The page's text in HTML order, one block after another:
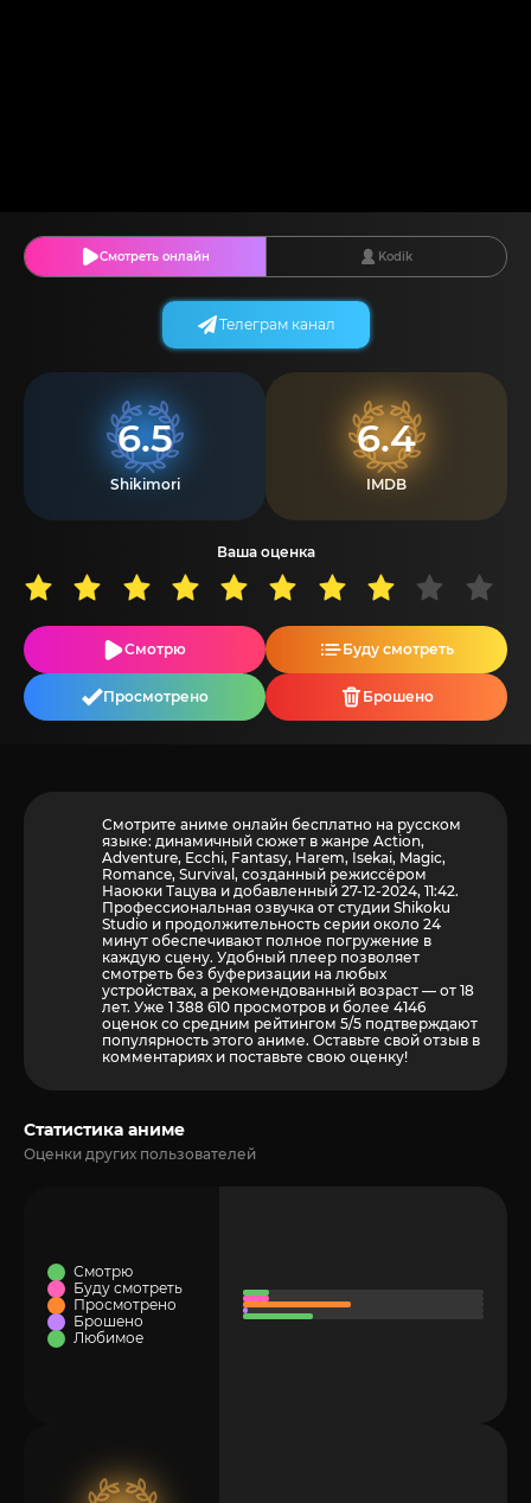
Смотреть онлайн Kodik
6.5
Shikimori
6.4
IMDB
Ваша оценка
Смотрю Буду смотреть
Просмотрено Брошено
Телеграм канал
Смотрите аниме онлайн бесплатно на русском
языке: динамичный сюжет в жанре Action,
Adventure, Ecchi, Fantasy, Harem, Isekai, Magic,
Romance, Survival, созданный режиссёром
Наоюки Тацува и добавленный 27-12-2024, 11:42.
Профессиональная озвучка от студии Shikoku
Studio и продолжительность серии около 24
минут обеспечивают полное погружение в
каждую сцену. Удобный плеер позволяет
смотреть без буферизации на любых
устройствах, а рекомендованный возраст — от 18
лет. Уже 1 388 610 просмотров и более 4146
оценок со средним рейтингом 5/5 подтверждают
популярность этого аниме. Оставьте свой отзыв в
комментариях и поставьте свою оценку!
Статистика аниме
Оценки других пользователей
Смотрю
Буду смотреть
Просмотрено
Брошено
Любимое